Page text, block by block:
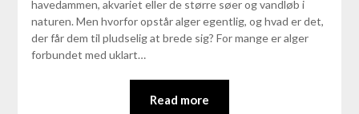
havedammen, akvariet eller de større søer og vandløb i
naturen. Men hvorfor opstår alger egentlig, og hvad er det,
der får dem til pludselig at brede sig? For mange er alger
forbundet med uklart…
Read more